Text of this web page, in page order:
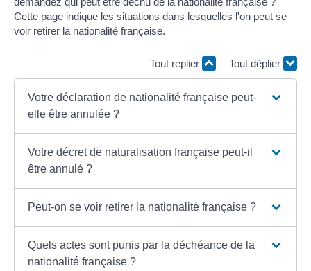
Cette page indique les situations dans lesquelles l'on peut se
voir retirer la nationalité française.
Tout replier Tout déplier
Votre déclaration de nationalité française peut-
elle être annulée ?
Votre décret de naturalisation française peut-il
être annulé ?
Peut-on se voir retirer la nationalité française ?
Quels actes sont punis par la déchéance de la
nationalité française ?